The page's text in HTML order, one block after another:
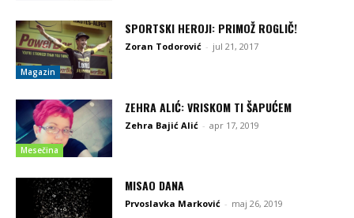
Magazin
SPORTSKI HEROJI: PRIMOŽ ROGLIČ!
Zoran Todorović - jul 21, 2017
Mesečina
ZEHRA ALIĆ: VRISKOM TI ŠAPUĆEM
Zehra Bajić Alić - apr 17, 2019
MISAO DANA
Prvoslavka Marković - maj 26, 2019